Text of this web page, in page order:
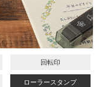
回転印
ローラースタンプ